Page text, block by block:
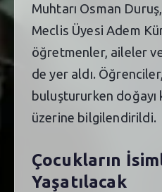
Muhtarı Osman
Meclis Üyesi Adem
öğretmenler, aileler
de yer aldı.
buluştururken doğayı
üzerine bilgilendirildi.
Çocukların
Yaşatılacak